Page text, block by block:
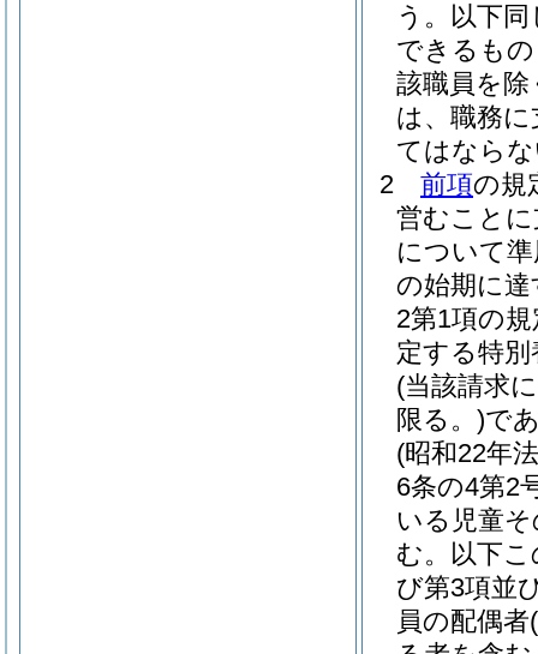
う。以下同
できるも
該職員を除
は、職務
てはなら
2
前項の規
営むこと
について
の始期に
2第1項の
定する特
(当該請求
限る。)で
(昭和22年
6条の4第2
いる児童
む。以下
び第3項並
員の配偶者